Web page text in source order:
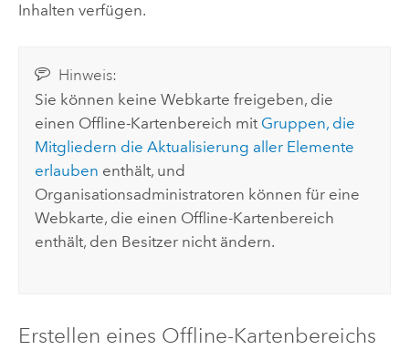
Inhalten verfügen.
Hinweis:
Sie können keine Webkarte freigeben, die
einen Offline-Kartenbereich mit Gruppen, die
Mitgliedern die Aktualisierung aller Elemente
erlauben enthält, und
Organisationsadministratoren können für eine
Webkarte, die einen Offline-Kartenbereich
enthält, den Besitzer nicht ändern.
Erstellen eines Offline-Kartenbereichs